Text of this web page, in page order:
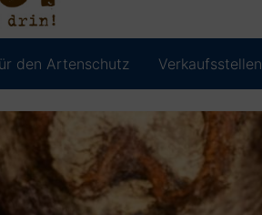
den Artenschutz Verkaufsstellen